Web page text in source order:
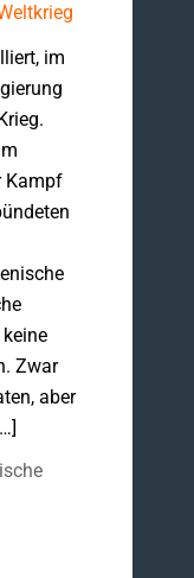
im
Kampf
Zwar
aber